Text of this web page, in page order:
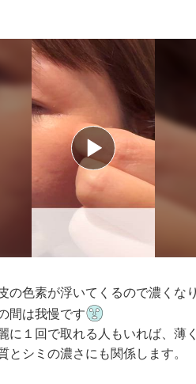
の色素が浮いてくるので濃くなり
間は我慢です
に１回で取れる人もいれば、薄
とシミの濃さにも関係します。